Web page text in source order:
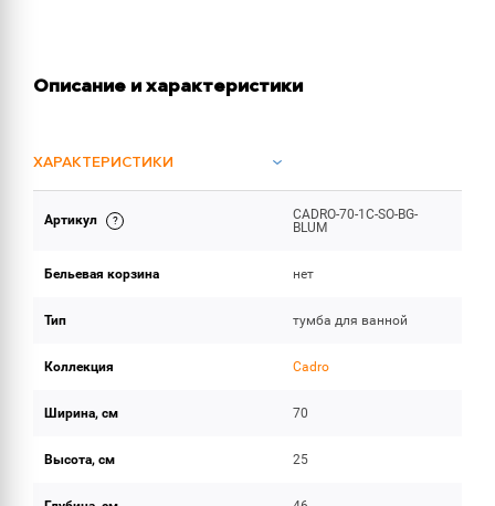
Описание и характеристики
ХАРАКТЕРИСТИКИ
ОБЪЕМ ПОСТАВКИ
Артикул
CADRO-70-1C-SO-BG-
BLUM
Бельевая корзина нет
Тип тумба для ванной
Коллекция Cadro
Ширина, см 70
Высота, см 25